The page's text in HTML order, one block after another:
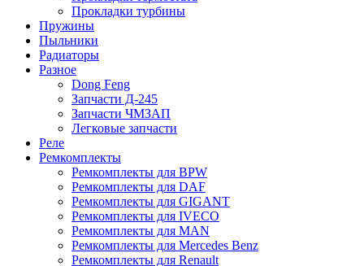
Прокладки турбины
Пружины
Пыльники
Радиаторы
Разное
Dong Feng
Запчасти Д-245
Запчасти ЧМЗАП
Легковые запчасти
Реле
Ремкомплекты
Ремкомплекты для BPW
Ремкомплекты для DAF
Ремкомплекты для GIGANT
Ремкомплекты для IVECO
Ремкомплекты для MAN
Ремкомплекты для Mercedes Benz
Ремкомплекты для Renault